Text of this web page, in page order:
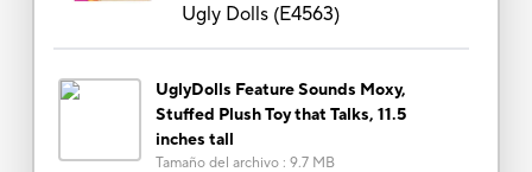
Ugly Dolls(E4563)
UglyDolls Feature Sounds Moxy,
Stuffed Plush Toy that Talks, 11.5
inches tall
Tamaño del archivo: 9.7 MB